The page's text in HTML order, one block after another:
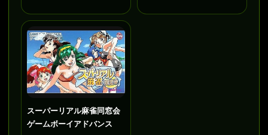
スーパーリアル麻雀同窓会
ゲームボーイアドバンス